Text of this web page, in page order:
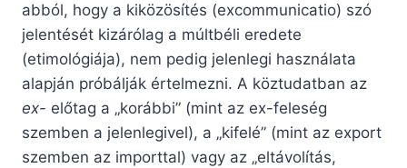
abból, hogy a kiközösítés (excommunicatio) szó
jelentését kizárólag a múltbéli eredete
(etimológiája), nem pedig jelenlegi használata
alapján próbálják értelmezni. A köztudatban az
ex- előtag a „korábbi” (mint az ex-feleség
szemben a jelenlegivel), a „kifelé” (mint az export
szemben az importtal) vagy az „eltávolítás,